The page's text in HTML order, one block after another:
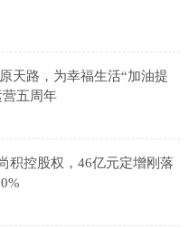
天路，为幸福生活“加油提
五周年
积控股权，46亿元定增刚落